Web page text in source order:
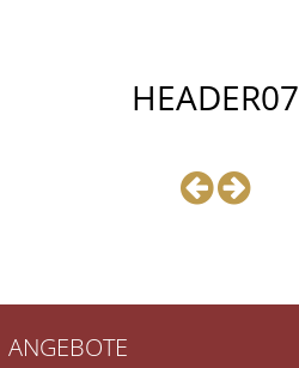
HEADER07
ANGEBOTE